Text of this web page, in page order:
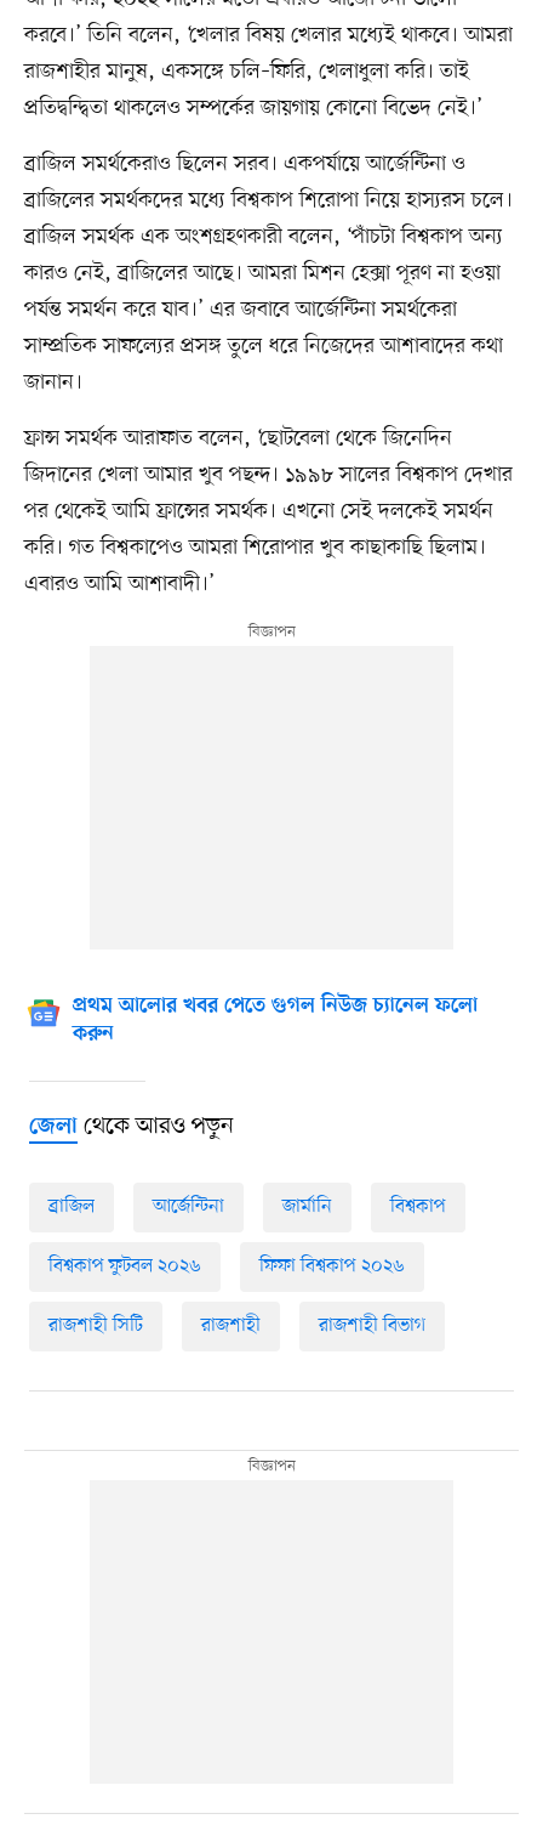
করবে।’ তিনি বলেন, ‘খেলার বিষয় খেলার মধ্যেই থাকবে। আমরা
রাজশাহীর মানুষ, একসঙ্গে চলি–ফিরি, খেলাধুলা করি। তাই
প্রতিদ্বন্দ্বিতা থাকলেও সম্পর্কের জায়গায় কোনো বিভেদ নেই।’
ব্রাজিল সমর্থকেরাও ছিলেন সরব। একপর্যায়ে আর্জেন্টিনা ও
ব্রাজিলের সমর্থকদের মধ্যে বিশ্বকাপ শিরোপা নিয়ে হাস্যরস চলে।
ব্রাজিল সমর্থক এক অংশগ্রহণকারী বলেন, ‘পাঁচটা বিশ্বকাপ অন্য
কারও নেই, ব্রাজিলের আছে। আমরা মিশন হেক্সা পূরণ না হওয়া
পর্যন্ত সমর্থন করে যাব।’ এর জবাবে আর্জেন্টিনা সমর্থকেরা
সাম্প্রতিক সাফল্যের প্রসঙ্গ তুলে ধরে নিজেদের আশাবাদের কথা
জানান।
ফ্রান্স সমর্থক আরাফাত বলেন, ‘ছোটবেলা থেকে জিনেদিন
জিদানের খেলা আমার খুব পছন্দ। ১৯৯৮ সালের বিশ্বকাপ দেখার
পর থেকেই আমি ফ্রান্সের সমর্থক। এখনো সেই দলকেই সমর্থন
করি। গত বিশ্বকাপেও আমরা শিরোপার খুব কাছাকাছি ছিলাম।
এবারও আমি আশাবাদী।’
প্রথম আলোর খবর পেতে গুগল নিউজ চ্যানেল ফলো
করুন
জেলাথেকে আরও পড়ুন
ব্রাজিল আর্জেন্টিনা জার্মানি বিশ্বকাপ
বিশ্বকাপ ফুটবল ২০২৬ ফিফা বিশ্বকাপ ২০২৬
রাজশাহী সিটি রাজশাহী রাজশাহী বিভাগ